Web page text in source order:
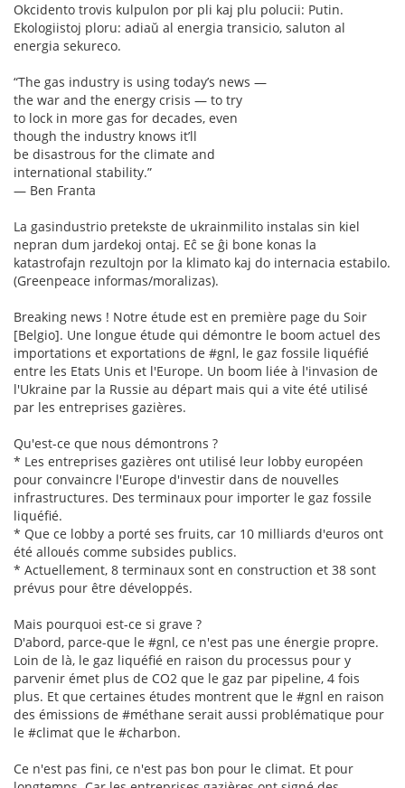
Okcidento trovis kulpulon por pli kaj plu polucii: Putin.
Ekologiistoj ploru: adiaŭ al energia transicio, saluton al
energia sekureco.
“The gas industry is using today’s news —
the war and the energy crisis — to try
to lock in more gas for decades, even
though the industry knows it’ll
be disastrous for the climate and
international stability.”
— Ben Franta
La gasindustrio pretekste de ukrainmilito instalas sin kiel
nepran dum jardekoj ontaj. Eĉ se ĝi bone konas la
katastrofajn rezultojn por la klimato kaj do internacia estabilo.
(Greenpeace informas/moralizas).
Breaking news ! Notre étude est en première page du Soir
[Belgio]. Une longue étude qui démontre le boom actuel des
importations et exportations de #gnl, le gaz fossile liquéfié
entre les Etats Unis et l'Europe. Un boom liée à l'invasion de
l'Ukraine par la Russie au départ mais qui a vite été utilisé
par les entreprises gazières.
Qu'est-ce que nous démontrons ?
* Les entreprises gazières ont utilisé leur lobby européen
pour convaincre l'Europe d'investir dans de nouvelles
infrastructures. Des terminaux pour importer le gaz fossile
liquéfié.
* Que ce lobby a porté ses fruits, car 10 milliards d'euros ont
été alloués comme subsides publics.
* Actuellement, 8 terminaux sont en construction et 38 sont
prévus pour être développés.
Mais pourquoi est-ce si grave ?
D'abord, parce-que le #gnl, ce n'est pas une énergie propre.
Loin de là, le gaz liquéfié en raison du processus pour y
parvenir émet plus de CO2 que le gaz par pipeline, 4 fois
plus. Et que certaines études montrent que le #gnl en raison
des émissions de #méthane serait aussi problématique pour
le #climat que le #charbon.
Ce n'est pas fini, ce n'est pas bon pour le climat. Et pour